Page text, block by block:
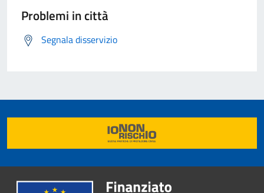
Problemi in città
Segnala disservizio